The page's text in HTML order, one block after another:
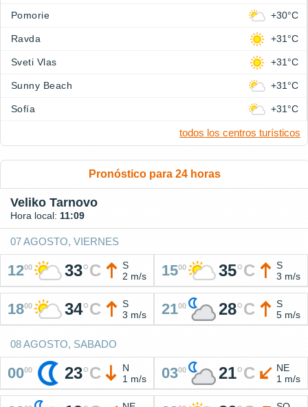
Pomorie +30°C
Ravda +31°C
Sveti Vlas +31°C
Sunny Beach +31°C
Sofía +31°C
todos los centros turísticos
Pronóstico para 24 horas
Veliko Tarnovo
Hora local: 11:09
07 AGOSTO, VIERNES
1200 33°C
S
2 m/s
1500 35°C
S
3 m/s
1800 34°C
S
3 m/s
2100 28°C
S
5 m/s
08 AGOSTO, SABADO
0000 23°C
N
1 m/s
0300 21°C
NE
1 m/s